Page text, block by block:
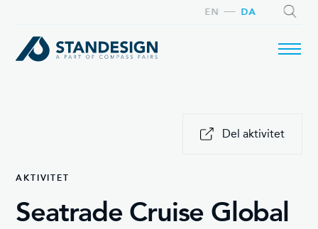
DA
EN
AKTIVITET
Seatrade Cruise Global
Del aktivitet